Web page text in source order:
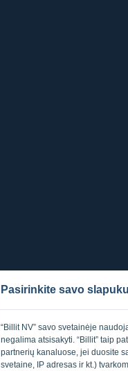
Pasirinkite savo
“Billit NV” savo svetainėje
negalima atsisakyti. “Billit” taip
partnerių kanaluose, jei duosite
svetaine, IP adresas ir kt.)